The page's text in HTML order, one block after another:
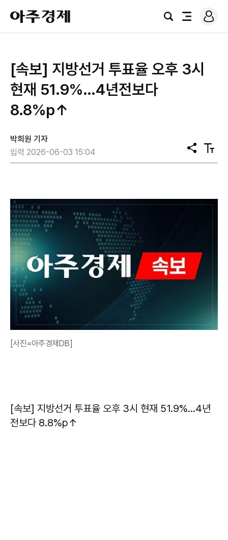
아
주
경
검
전
로
그
[속보] 지방선거 투표율 오후 3시
현재 51.9%…4년전보다
8.8%p↑
박희원 기자
입력 2026-06-03 15:04
공
유
텍
스
[사진=아주경제DB]
[속보] 지방선거 투표율 오후 3시 현재 51.9%…4년
전보다 8.8%p↑